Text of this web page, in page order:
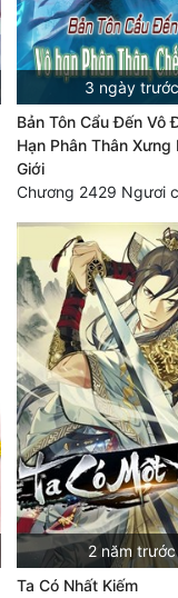
3 ngày trước
Bản Tôn Cẩu Đến Vô
Hạn Phân Thân Xưng
Giới
2 năm trước
Ta Có Nhất Kiếm